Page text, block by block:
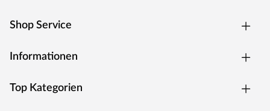
Shop Service
Informationen
Top Kategorien